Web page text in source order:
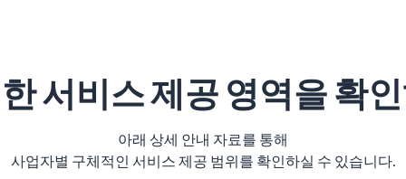
서비스 제공 영역을 확
아래 상세 안내 자료를 통해
사업자별 구체적인 서비스 제공 범위를 확인하실 수 있습니다.